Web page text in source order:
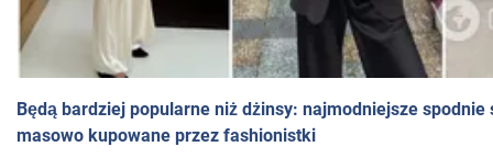
Będą bardziej popularne niż dżinsy: najmodniejsze spodnie
masowo kupowane przez fashionistki